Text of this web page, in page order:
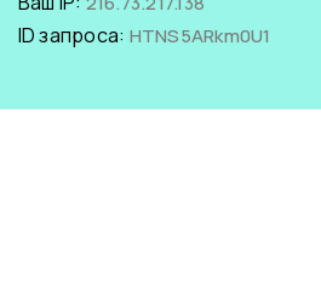
ID запроса: HTNS5ARkm0U1